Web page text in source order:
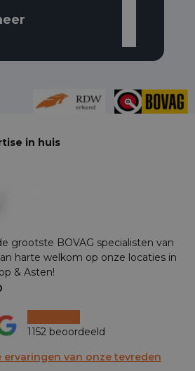
in huis
grootste BOVAG specialisten van
harte welkom op onze locaties in
& Asten!
1152 beoordeeld
ervaringen van onze tevreden